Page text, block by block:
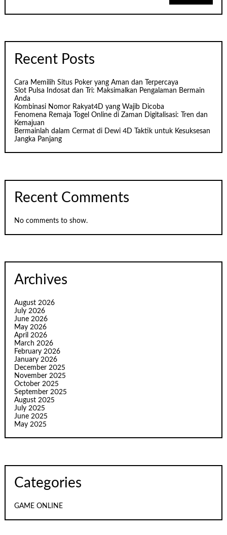
Recent Posts
Cara Memilih Situs Poker yang Aman dan Terpercaya
Slot Pulsa Indosat dan Tri: Maksimalkan Pengalaman Bermain
Anda
Kombinasi Nomor Rakyat4D yang Wajib Dicoba
Fenomena Remaja Togel Online di Zaman Digitalisasi: Tren dan
Kemajuan
Bermainlah dalam Cermat di Dewi 4D Taktik untuk Kesuksesan
Jangka Panjang
Recent Comments
No comments to show.
Archives
August 2026
July 2026
June 2026
May 2026
April 2026
March 2026
February 2026
January 2026
December 2025
November 2025
October 2025
September 2025
August 2025
July 2025
June 2025
May 2025
Categories
GAME ONLINE